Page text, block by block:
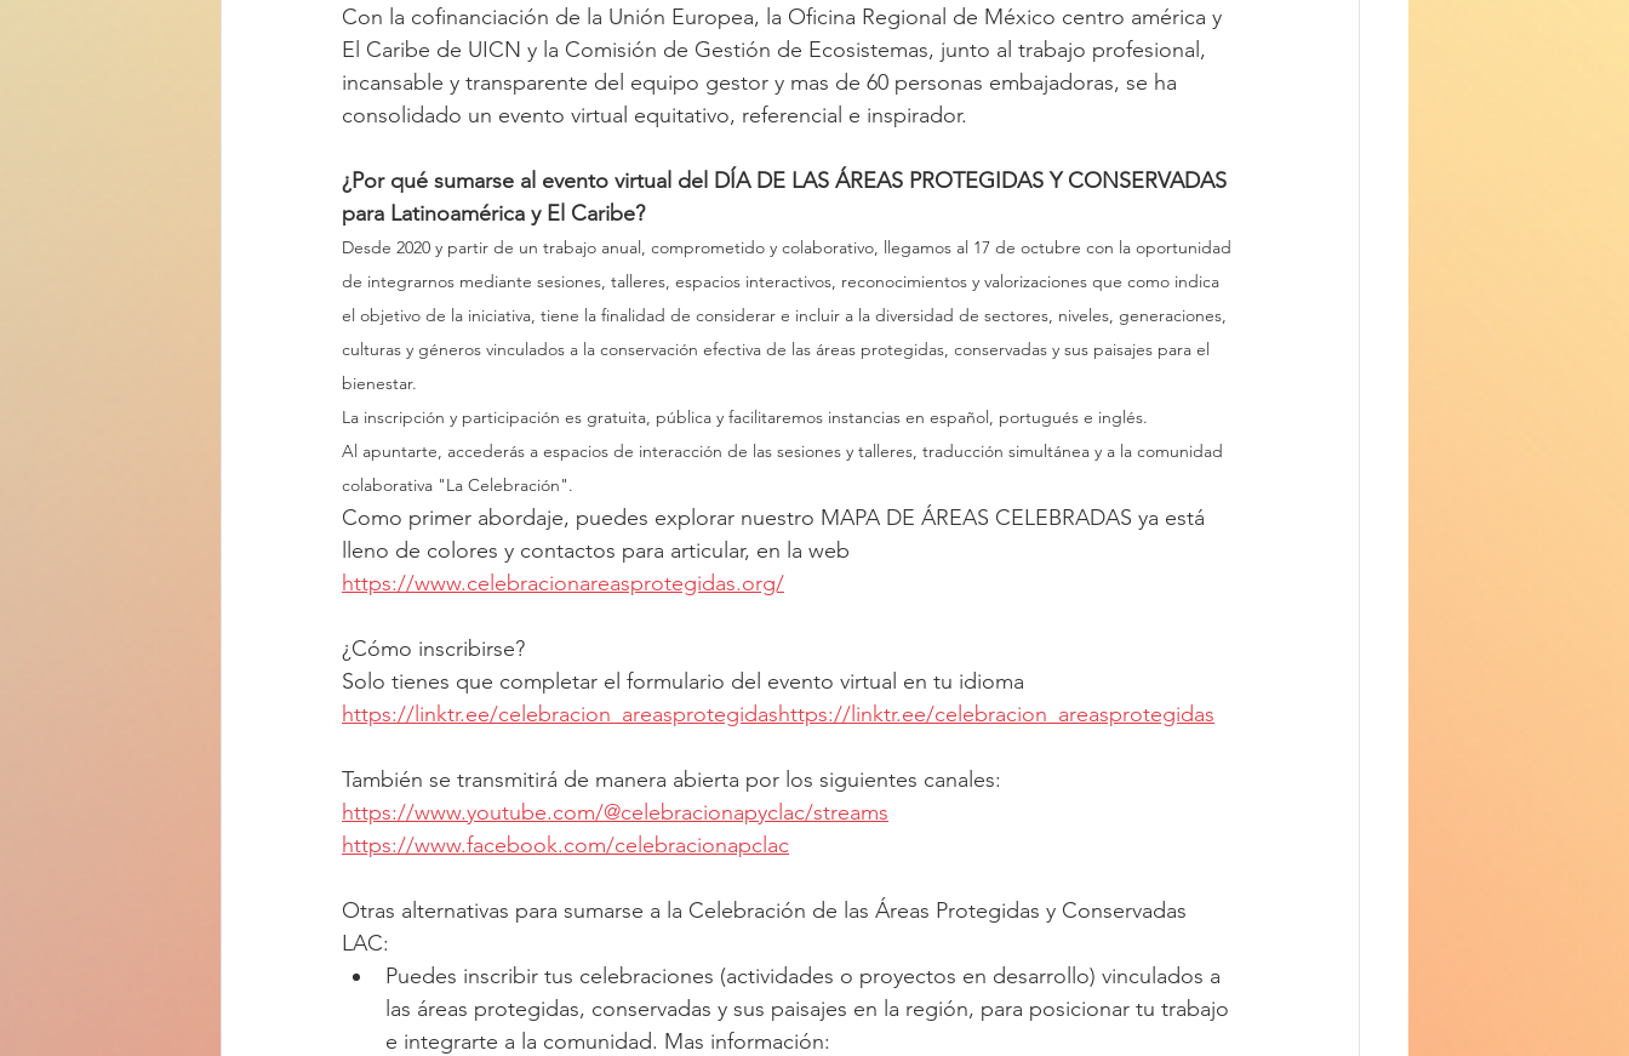
Con la cofinanciación de la Unión Europea, la Oficina Regional de México centro américa y
El Caribe de UICN y la Comisión de Gestión de Ecosistemas, junto al trabajo profesional,
incansable y transparente del equipo gestor y mas de 60 personas embajadoras, se ha
consolidado un evento virtual equitativo, referencial e inspirador.
¿Por qué sumarse al evento virtual del DÍA DE LAS ÁREAS PROTEGIDAS Y CONSERVADAS
para Latinoamérica y El Caribe?
Desde 2020 y partir de un trabajo anual, comprometido y colaborativo, llegamos al 17 de octubre con la oportunidad
de integrarnos mediante sesiones, talleres, espacios interactivos, reconocimientos y valorizaciones que como indica
el objetivo de la iniciativa, tiene la finalidad de considerar e incluir a la diversidad de sectores, niveles, generaciones,
culturas y géneros vinculados a la conservación efectiva de las áreas protegidas, conservadas y sus paisajes para el
bienestar.
La inscripción y participación es gratuita, pública y facilitaremos instancias en español, portugués e inglés.
Al apuntarte, accederás a espacios de interacción de las sesiones y talleres, traducción simultánea y a la comunidad
colaborativa "La Celebración".
Como primer abordaje, puedes explorar nuestro MAPA DE ÁREAS CELEBRADAS ya está
lleno de colores y contactos para articular, en la web
https://www.celebracionareasprotegidas.org/
¿Cómo inscribirse?
Solo tienes que completar el formulario del evento virtual en tu idioma
https://linktr.ee/celebracion_areasprotegidashttps://linktr.ee/celebracion_areasprotegidas
También se transmitirá de manera abierta por los siguientes canales:
https://www.youtube.com/@celebracionapyclac/streams
https://www.facebook.com/celebracionapclac
Otras alternativas para sumarse a la Celebración de las Áreas Protegidas y Conservadas
LAC:
Puedes inscribir tus celebraciones (actividades o proyectos en desarrollo) vinculados a
las áreas protegidas, conservadas y sus paisajes en la región, para posicionar tu trabajo
e integrarte a la comunidad. Mas información: